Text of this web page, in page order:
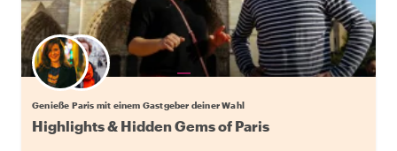
Wähle deinen Lieblingsgastgeber
Genieße Paris mit einem Gastgeber deiner Wahl
Highlights & Hidden Gems of Paris